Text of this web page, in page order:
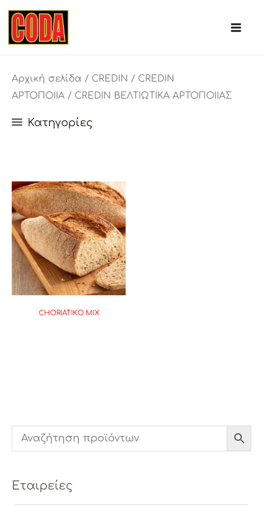
Μετάβαση
στο
περιεχόμενο
Εταιρείες
Αρχική σελίδα / CREDIN / CREDIN
ΑΡΤΟΠΟΙΙΑ / CREDIN ΒΕΛΤΙΩΤΙΚΑ ΑΡΤΟΠΟΙΙΑΣ
Κατηγορίες
CHORIATIKO MIX